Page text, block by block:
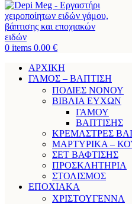
0 items 0.00 €
ΑΡΧΙΚΗ
ΓΑΜΟΣ – ΒΑΠΤΙΣΗ
ΠΟΔΙΕΣ ΝΟΝΟΥ
ΒΙΒΛΙΑ ΕΥΧΩΝ
ΓΑΜΟΥ
ΒΑΠΤΙΣΗΣ
ΚΡΕΜΑΣΤΡΕΣ
ΜΑΡΤΥΡΙΚΑ –
ΣΕΤ ΒΑΦΤΙΣΗΣ
ΠΡΟΣΚΛΗΤΗΡΙΑ
ΣΤΟΛΙΣΜΟΣ
ΕΠΟΧΙΑΚΑ
ΧΡΙΣΤΟΥΓΕΝΝΑ